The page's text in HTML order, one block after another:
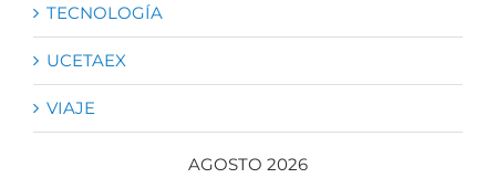
TECNOLOGÍA
UCETAEX
VIAJE
AGOSTO 2026